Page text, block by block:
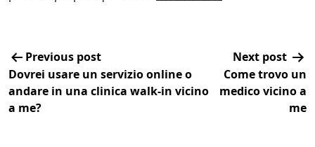
Previous post
Dovrei usare un servizio online o
andare in una clinica walk-in vicino
a me?
Next post
Come trovo un
medico vicino a
me